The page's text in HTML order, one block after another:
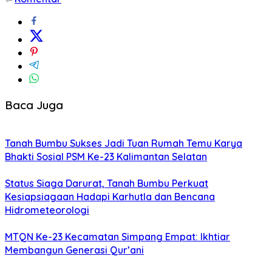
Baca Juga
Tanah Bumbu Sukses Jadi Tuan Rumah Temu Karya
Bhakti Sosial PSM Ke-23 Kalimantan Selatan
Status Siaga Darurat, Tanah Bumbu Perkuat
Kesiapsiagaan Hadapi Karhutla dan Bencana
Hidrometeorologi
MTQN Ke-23 Kecamatan Simpang Empat: Ikhtiar
Membangun Generasi Qur’ani